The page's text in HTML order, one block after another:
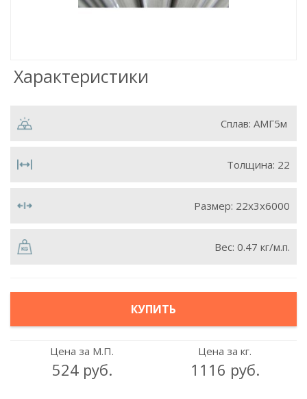
Характеристики
Сплав: АМГ5м
Толщина: 22
Размер: 22х3х6000
Вес: 0.47 кг/м.п.
КУПИТЬ
Цена за М.П.
524 руб.
Цена за кг.
1116 руб.